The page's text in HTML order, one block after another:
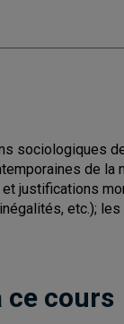
sociologiques
de
justifications
etc.);
ce cours